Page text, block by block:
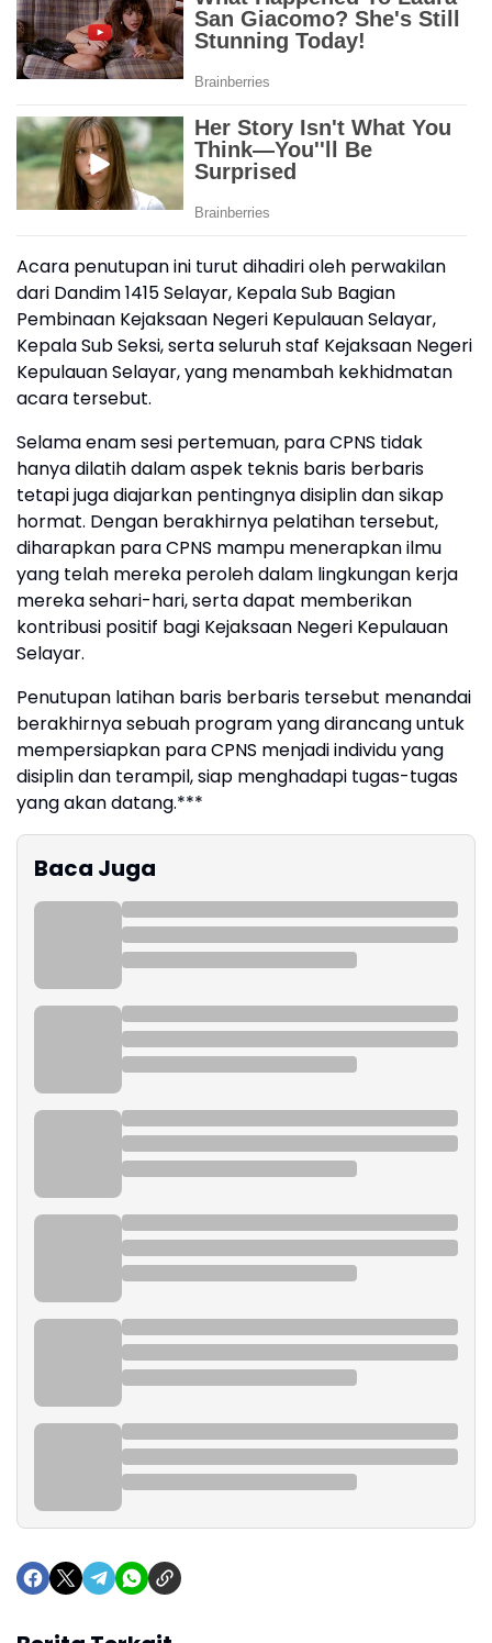
Acara penutupan ini turut dihadiri oleh perwakilan
dari Dandim 1415 Selayar, Kepala Sub Bagian
Pembinaan Kejaksaan Negeri Kepulauan Selayar,
Kepala Sub Seksi, serta seluruh staf Kejaksaan Negeri
Kepulauan Selayar, yang menambah kekhidmatan
acara tersebut.
Selama enam sesi pertemuan, para CPNS tidak
hanya dilatih dalam aspek teknis baris berbaris
tetapi juga diajarkan pentingnya disiplin dan sikap
hormat. Dengan berakhirnya pelatihan tersebut,
diharapkan para CPNS mampu menerapkan ilmu
yang telah mereka peroleh dalam lingkungan kerja
mereka sehari-hari, serta dapat memberikan
kontribusi positif bagi Kejaksaan Negeri Kepulauan
Selayar.
Penutupan latihan baris berbaris tersebut menandai
berakhirnya sebuah program yang dirancang untuk
mempersiapkan para CPNS menjadi individu yang
disiplin dan terampil, siap menghadapi tugas-tugas
yang akan datang.***
Baca Juga